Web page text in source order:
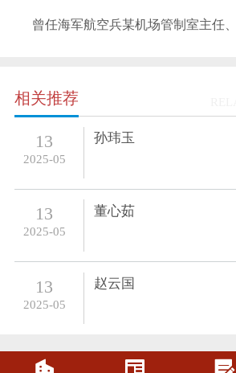
曾任海军航空兵某机场管制室主任、
相关推荐
13
2025-05
孙玮玉
13
2025-05
董心茹
13
2025-05
赵云国